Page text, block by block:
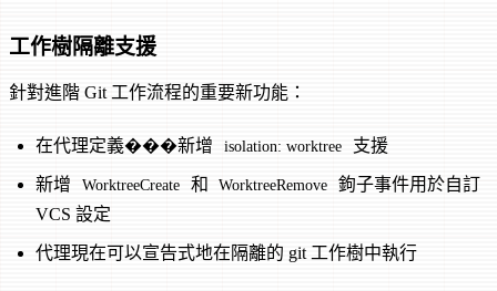
工作樹隔離支援
針對進階 Git 工作流程的重要新功能：
在代理定義���新增 isolation: worktree 支援
新增 WorktreeCreate 和 WorktreeRemove
鉤子事件用於自訂
VCS 設定
代理現在可以宣告式地在隔離的 git 工作樹中執行